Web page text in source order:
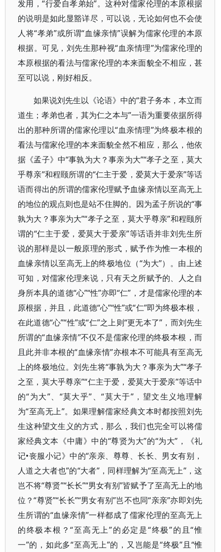
发用，“行爱自孝弟始”。这种对儒家伦理的本原根据
的说明是如此显豁详尽，可以说，无论如何也不会使
人将“孝弟”或所谓“血缘亲情”误解为儒家伦理的本原
根据。可见，刘先生那种视“血亲情理”为儒家伦理的
本原根据的看法与儒家伦理的本来面貌全不相应，甚
至可以说，刚好相反。
如果说刘先生以《论语》中的“君子务本，本立而
道生；孝弟也者，其为仁之本与”一语为重要依据所得
出的那种所谓的儒家伦理以“血亲情理”为终极本根的
看法与儒家伦理的本来面貌全然不相应，那么，他依
据《孟子》中“事孰为大？事亲为大”“孝子之至，莫大
乎尊亲”和程颐所谓的“仁主于爱，爱莫大于爱亲”等话
语而得出的所谓的儒家伦理赋予血缘亲情以至高无上
的地位的观点则也是站不住脚的。因为孟子所说的“事
孰为大？事亲为大”“孝子之至，莫大乎尊亲”和程颐所
谓的“仁主于爱，爱莫大于爱亲”等话语并非刘先生所
说的那样是以一般原理的形式，赋予作为惟一本根的
血缘亲情以至高无上的终极地位（“为大”）。由上述
可知，对儒家伦理来说，只有天之所赋予的、人之自
身所本具的道德“心”“性”亦即“仁”，才是儒家伦理的本
原根据，并且，此道德“心”“性”或“仁”即为终极本根，
在此道德“心”“性”或“仁”之上则“更无本了”，而刘先生
所谓的“血缘亲情”不仅不是儒家伦理的终极本根，而
且此并非本根的“血缘亲情”亦根本不可能具有至高无
上的终极地位。刘先生将“事孰为大？事亲为大”“孝子
之至，莫大乎尊亲”“仁主于爱，爱莫大于爱亲”等话中
的“为大”、“莫大乎”、“莫大于”，望文生义地理解
为“至高无上”。如果理解儒家经典文本时都按照刘先
生这种望文生义的方式，那么，我们也完全可以将儒
家经典文本《中庸》中的“尊贤为大”的“为大”，《礼
记•丧服小记》中的“亲亲、尊尊、长长、男女有别，
人道之大者也”的“大者”，同样理解为“至高无上”，这
岂不将“尊贤”“长长”“男女有别”皆赋予了至高无上的地
位？“尊贤”“长长”“男女有别”岂不也同“亲亲”亦即刘先
生所谓的“血缘亲情”一样都成了儒家伦理的至高无上
的终极本根？“至高无上”的必定是“终极”的且“惟
一”的，如此多“至高无上”的，又岂能是“终极”且“惟